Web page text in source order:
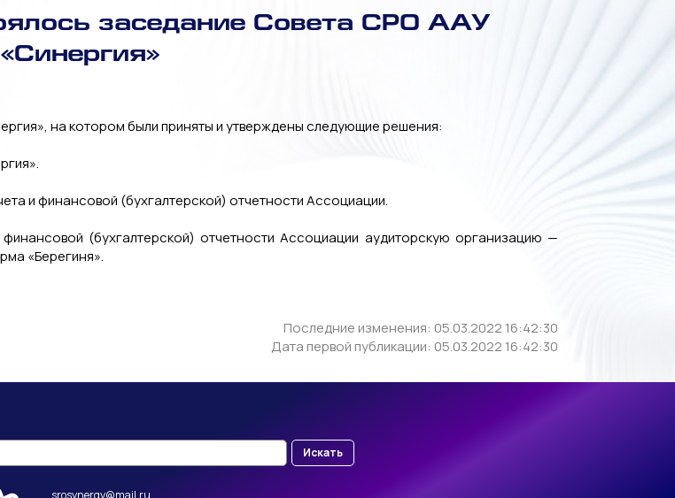
заседание Совета СРО ААУ
«Синергия»
на котором были приняты и утверждены следующие решения:
и финансовой (бухгалтерской) отчетности Ассоциации.
(бухгалтерской) отчетности Ассоциации аудиторскую организацию —
«Берегиня».
Последние изменения: 05.03.2022 16:42:30
Дата первой публикации: 05.03.2022 16:42:30
Искать
srosynergy@mail.ru